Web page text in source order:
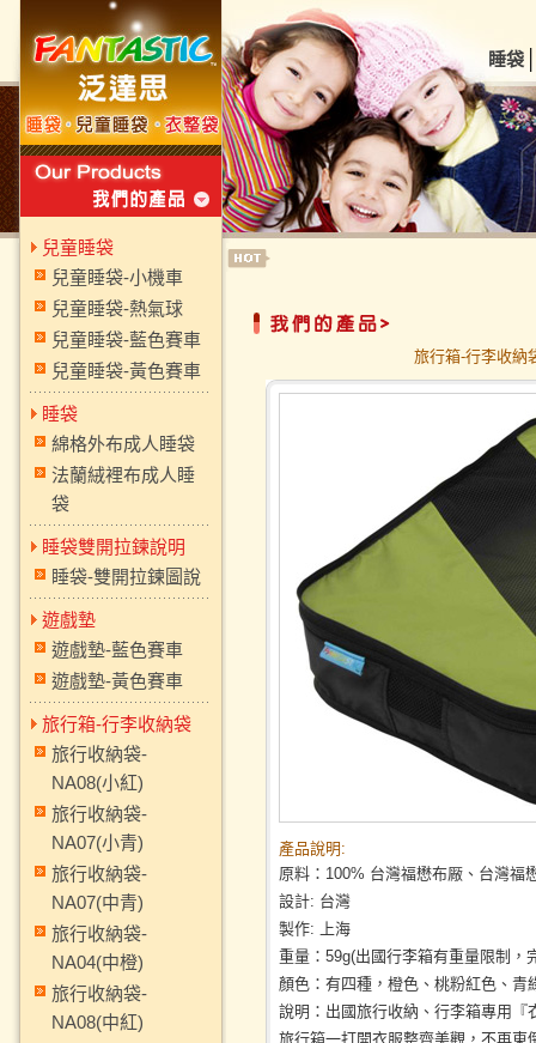
兒童睡袋
兒童睡袋-小機車
兒童睡袋-熱氣球
兒童睡袋-藍色賽車
兒童睡袋-黃色賽車
睡袋
綿格外布成人睡袋
法蘭絨裡布成人睡
袋
睡袋雙開拉鍊說明
睡袋-雙開拉鍊圖說
遊戲墊
遊戲墊-藍色賽車
遊戲墊-黃色賽車
旅行箱-行李收納袋
旅行收納袋-
NA08(小紅)
旅行收納袋-
NA07(小青)
旅行收納袋-
NA07(中青)
旅行收納袋-
NA04(中橙)
旅行收納袋-
NA08(中紅)
睡袋
旅行箱-行李收納
產品說明:
原料：100% 台灣福懋布厰、台灣福
設計: 台灣
製作: 上海
重量：59g(出國行李箱有重量限制，
顏色：有四種，橙色、桃粉紅色、青
說明：出國旅行收納、行李箱專用『
旅行箱一打開衣服整齊美觀，不再東